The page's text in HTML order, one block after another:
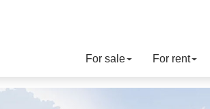
For sale For rent